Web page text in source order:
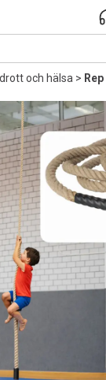
Idrott och hälsa> Rep